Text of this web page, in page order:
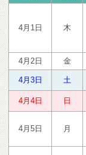
4月1日 木
4月2日 金
4月3日 土
4月4日 日
4月5日 月